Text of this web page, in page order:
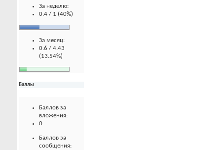
За неделю:
0.4 / 1 (40%)
За месяц:
0.6 / 4.43
(13.54%)
Баллы
Баллов за
вложения:
0
Баллов за
сообщения: